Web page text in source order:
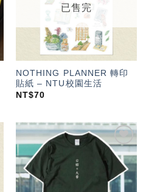
已售完
NOTHING PLANNER 轉印
貼紙 – NTU校園生活
NT$70
加入
「願
望輕
單」